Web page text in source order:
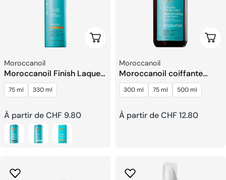
Choisissez Les Options
Fournisseur:
Moroccanoil
Moroccanoil Finish Laque
Luminous
75 ml 330 ml
Prix
habituel
À partir de CHF 9.80
Fournisseur:
Moroccanoil
Moroccanoil coiffante
hydratante Crème
300 ml 75 ml 500 ml
Prix
À partir de CHF 12.80